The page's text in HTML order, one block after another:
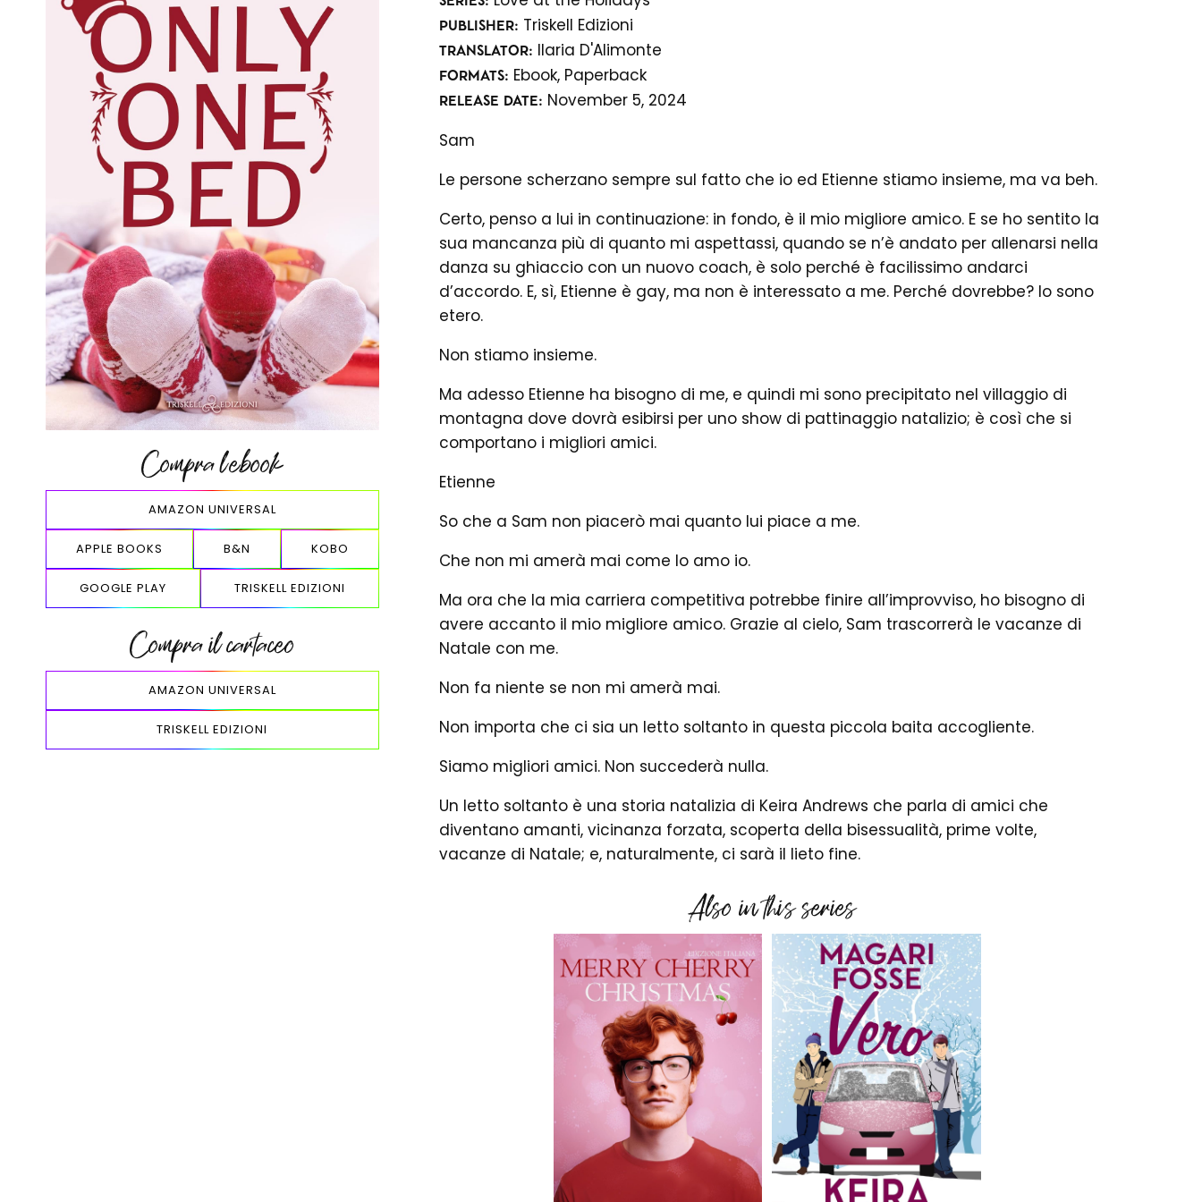
Compra l’ebook
AMAZON UNIVERSAL
APPLE BOOKS B&N KOBO
GOOGLE PLAY TRISKELL EDIZIONI
Compra il cartaceo
AMAZON UNIVERSAL
TRISKELL EDIZIONI
PUBLISHER: Triskell Edizioni
TRANSLATOR: Ilaria D'Alimonte
FORMATS: Ebook, Paperback
RELEASE DATE: November 5, 2024
Sam
Le persone scherzano sempre sul fatto che io ed Etienne stiamo insieme, ma va beh.
Certo, penso a lui in continuazione: in fondo, è il mio migliore amico. E se ho sentito la
sua mancanza più di quanto mi aspettassi, quando se n’è andato per allenarsi nella
danza su ghiaccio con un nuovo coach, è solo perché è facilissimo andarci
d’accordo. E, sì, Etienne è gay, ma non è interessato a me. Perché dovrebbe? Io sono
etero.
Non stiamo insieme.
Ma adesso Etienne ha bisogno di me, e quindi mi sono precipitato nel villaggio di
montagna dove dovrà esibirsi per uno show di pattinaggio natalizio; è così che si
comportano i migliori amici.
Etienne
So che a Sam non piacerò mai quanto lui piace a me.
Che non mi amerà mai come lo amo io.
Ma ora che la mia carriera competitiva potrebbe finire all’improvviso, ho bisogno di
avere accanto il mio migliore amico. Grazie al cielo, Sam trascorrerà le vacanze di
Natale con me.
Non fa niente se non mi amerà mai.
Non importa che ci sia un letto soltanto in questa piccola baita accogliente.
Siamo migliori amici. Non succederà nulla.
Un letto soltanto è una storia natalizia di Keira Andrews che parla di amici che
diventano amanti, vicinanza forzata, scoperta della bisessualità, prime volte,
vacanze di Natale; e, naturalmente, ci sarà il lieto fine.
Also in this series